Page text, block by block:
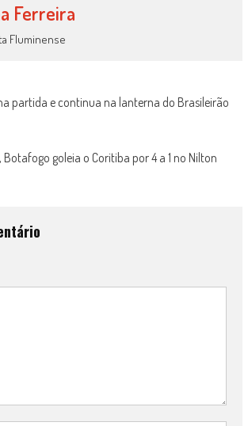
Ferreira
Fluminense
partida e continua na lanterna do Brasileirão
goleia o Coritiba por 4 a 1 no Nilton